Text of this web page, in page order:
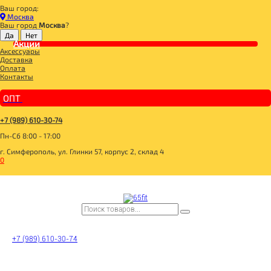
Ваш город:
Москва
Ваш город Москва?
Акции
Аксессуары
Доставка
Оплата
Контакты
ОПТ
+7 (989) 610-30-74
Пн-Сб 8:00 - 17:00
г. Симферополь, ул. Глинки 57, корпус 2, склад 4
0
+7 (989) 610-30-74
Главная
BOMBBAR, CHIKALAB, SNAQ FABRIQ
BOMBBAR, CHIKALAB, SNAQ FABRIQ
__3 SKU 3+1 с 20.07.-31.07.26
BOMBBAR Вафли с начинкой
__20 SKU 2+1 с 07.05.-31.05.26
_BOMBBAR PRO Milk МОЛОКО МАРКИРОВАННОЕ
__20 SKU 2+1 с 28.01.-18.02.26+31.03.26+30.04.26
SNAQ FABRIQ Конфеты Qwikler minis
BOMBBAR Пирожное протеиновое
BOMBBAR EAA Pro
BOMBBAR Изотоник Pro
BOMBBAR Гейнер Pro